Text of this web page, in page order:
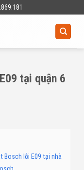
tại quận 6
Bosch lỗi E09 tại nhà